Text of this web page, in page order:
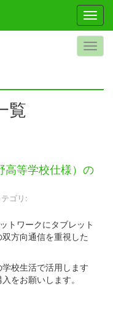
覧
高等学校仕様）の
ゴリ:
トワークにタブレット
方向通信を重視した
校生活で活用します
をお願いします。